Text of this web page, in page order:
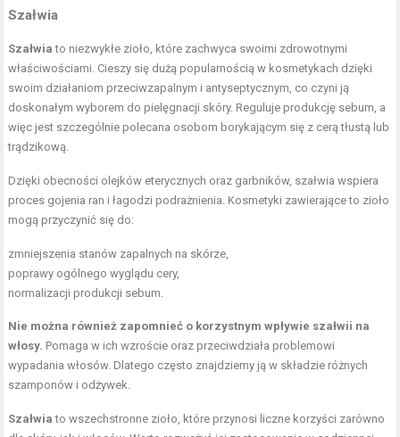
Szałwia
Szałwia to niezwykłe zioło, które zachwyca swoimi zdrowotnymi
właściwościami. Cieszy się dużą popularnością w kosmetykach dzięki
swoim działaniom przeciwzapalnym i antyseptycznym, co czyni ją
doskonałym wyborem do pielęgnacji skóry. Reguluje produkcję sebum, a
więc jest szczególnie polecana osobom borykającym się z cerą tłustą lub
trądzikową.
Dzięki obecności olejków eterycznych oraz garbników, szałwia wspiera
proces gojenia ran i łagodzi podrażnienia. Kosmetyki zawierające to zioło
mogą przyczynić się do:
zmniejszenia stanów zapalnych na skórze,
poprawy ogólnego wyglądu cery,
normalizacji produkcji sebum.
Nie można również zapomnieć o korzystnym wpływie szałwii na
włosy. Pomaga w ich wzroście oraz przeciwdziała problemowi
wypadania włosów. Dlatego często znajdziemy ją w składzie różnych
szamponów i odżywek.
Szałwia to wszechstronne zioło, które przynosi liczne korzyści zarówno